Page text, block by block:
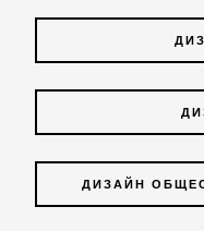
ДИЗАЙН